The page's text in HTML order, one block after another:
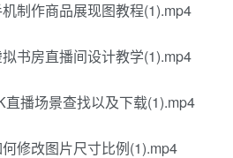
制作商品展现图教程(1).mp4
书房直播间设计教学(1).mp4
直播场景查找以及下载(1).mp4
修改图片尺寸比例(1).mp4